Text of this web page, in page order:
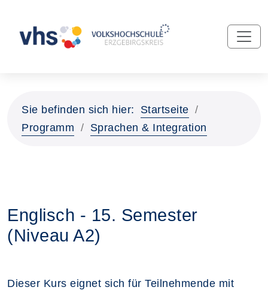
Sie befinden sich hier:
Startseite
Programm
Sprachen & Integration
Englisch - 15. Semester
(Niveau A2)
Dieser Kurs eignet sich für Teilnehmende mit